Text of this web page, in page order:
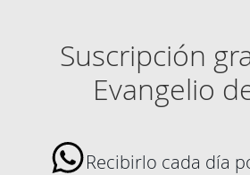
Suscripción
Evangelio
Recibirlo cada día